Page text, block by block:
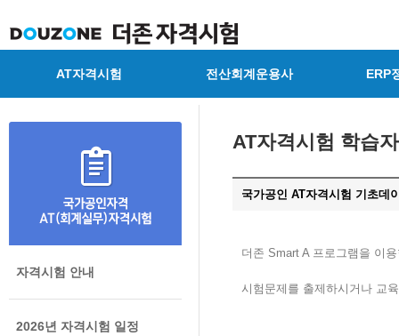
AT자격시험 전산회계운용사 ERP
자격시험 안내
2026년 자격시험 일정
AT자격시험 학습
국가공인 AT자격시험 기초데
더존 Smart A 프로그램을 이
시험문제를 출제하시거나 교